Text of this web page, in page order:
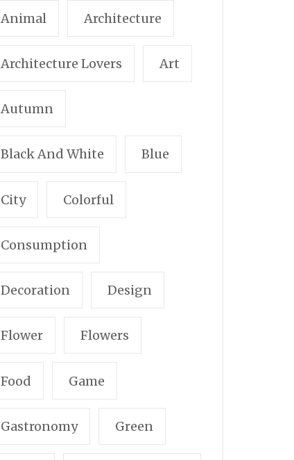
Animal Architecture
Architecture Lovers Art
Autumn
Black And White Blue
City Colorful
Consumption
Decoration Design
Flower Flowers
Food Game
Gastronomy Green